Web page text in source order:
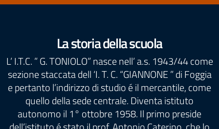
La storia della scuola
L’ I.T.C. ” G. TONIOLO” nasce nell’ a.s. 1943/44 come
sezione staccata dell ‘I. T. C. “GIANNONE ” di Foggia
e pertanto l’indirizzo di studio é il mercantile, come
quello della sede centrale. Diventa istituto
autonomo il 1° ottobre 1958. Il primo preside